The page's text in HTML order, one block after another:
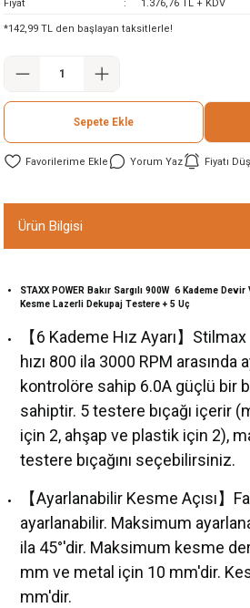
Fiyat 1.376,76 TL + KDV
*142,99 TL den başlayan taksitlerle!
Sepete Ekle
Yorum Yaz Fiyatı
Ürün Bilgisi
STAXX POWER Bakır Sargılı 900W 6 Kademe
Kesme Lazerli Dekupaj Testere + 5 Uç
【6 Kademe Hız Ayarı】
hızı 800 ila 3000 RPM
kontrolöre sahip 6.0A güçlü bir
sahiptir. 5 testere bıçağı içerir
için 2, ahşap ve plastik için 2),
testere bıçağını seçebilirsiniz.
【Ayarlanabilir Kesme Açısı】
ayarlanabilir. Maksimum
ila 45°'dir. Maksimum kesme
mm ve metal için 10 mm'dir.
mm'dir.